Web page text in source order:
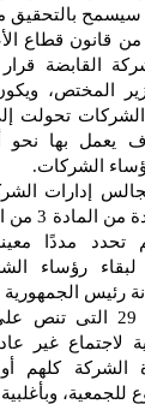
بالتحقيق مع
القابضة
المختص،
الشركات تحولت
الشركات.
إدارات
قطاعاتهم
تحدد مددًا
لبقاء رؤساء
رئيس الجمهورية
ونفس الأمر بالنسبة
لاجتماع غير
كلهم أو